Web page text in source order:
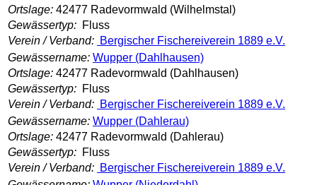
Ortslage: 42477 Radevormwald (Wilhelmstal)
Gewässertyp: Fluss
Verein / Verband: Bergischer Fischereiverein 1889 e.V.
Gewässername: Wupper (Dahlhausen)
Ortslage: 42477 Radevormwald (Dahlhausen)
Gewässertyp: Fluss
Verein / Verband: Bergischer Fischereiverein 1889 e.V.
Gewässername: Wupper (Dahlerau)
Ortslage: 42477 Radevormwald (Dahlerau)
Gewässertyp: Fluss
Verein / Verband: Bergischer Fischereiverein 1889 e.V.